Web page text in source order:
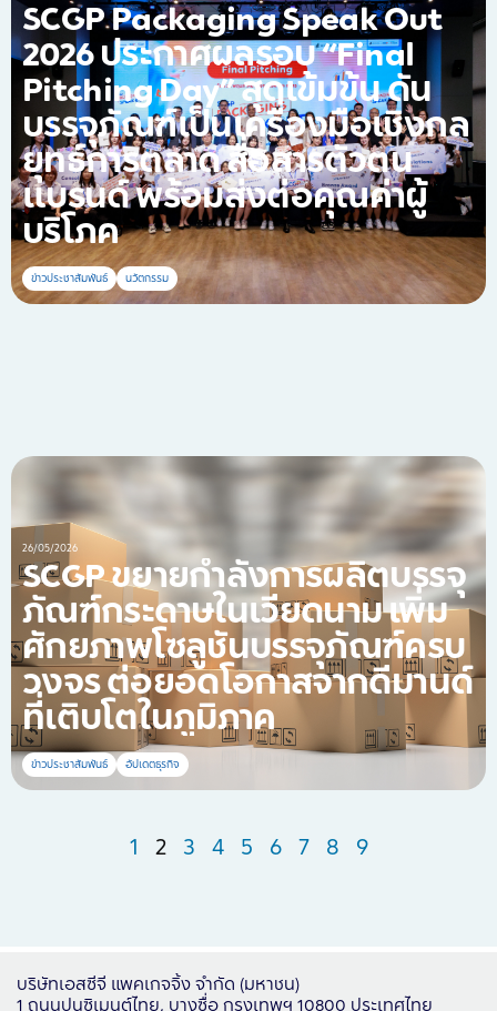
SCGP Packaging Speak Out
2026 ประกาศผลรอบ “Final
Pitching Day” สุดเข้มข้น ดัน
บรรจุภัณฑ์เป็นเครื่องมือเชิงกล
ยุทธ์การตลาด สื่อสารตัวตน
แบรนด์ พร้อมส่งต่อคุณค่าผู้
บริโภค
ข่าวประชาสัมพันธ์ นวัตกรรม
26/05/2026
SCGP ขยายกำลังการผลิตบรรจุ
ภัณฑ์กระดาษในเวียดนาม เพิ่ม
ศักยภาพโซลูชันบรรจุภัณฑ์ครบ
วงจร ต่อยอดโอกาสจากดีมานด์
ที่เติบโตในภูมิภาค
ข่าวประชาสัมพันธ์ อัปเดตธุรกิจ
1 2 3 4 5 6 7 8 9
บริษัทเอสซีจี แพคเกจจิ้ง จำกัด (มหาชน)
1 ถนนปูนซิเมนต์ไทย, บางซื่อ กรุงเทพฯ 10800 ประเทศไทย